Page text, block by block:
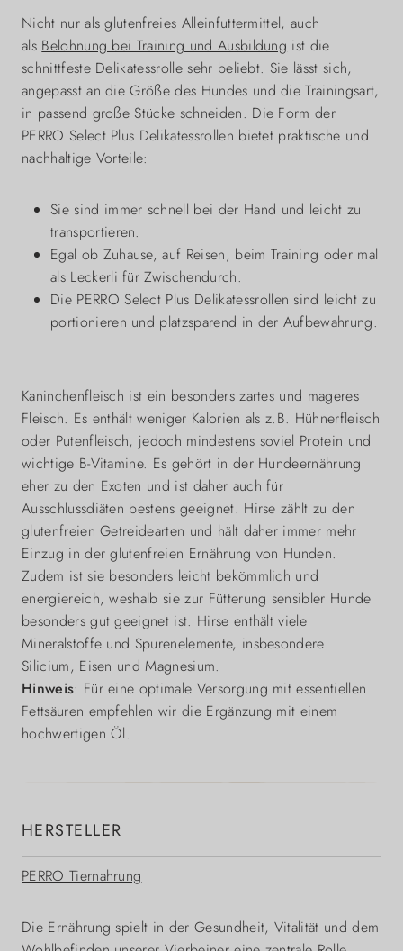
Nicht nur als glutenfreies Alleinfuttermittel, auch
als Belohnung bei Training und Ausbildung ist die
schnittfeste Delikatessrolle sehr beliebt. Sie lässt sich,
angepasst an die Größe des Hundes und die Trainingsart,
in passend große Stücke schneiden. Die Form der
PERRO Select Plus Delikatessrollen bietet praktische und
nachhaltige Vorteile:
Sie sind immer schnell bei der Hand und leicht zu
transportieren.
Egal ob Zuhause, auf Reisen, beim Training oder mal
als Leckerli für Zwischendurch.
Die PERRO Select Plus Delikatessrollen sind leicht zu
portionieren und platzsparend in der Aufbewahrung.
Kaninchenfleisch ist ein besonders zartes und mageres
Fleisch. Es enthält weniger Kalorien als z.B. Hühnerfleisch
oder Putenfleisch, jedoch mindestens soviel Protein und
wichtige B-Vitamine. Es gehört in der Hundeernährung
eher zu den Exoten und ist daher auch für
Ausschlussdiäten bestens geeignet. Hirse zählt zu den
glutenfreien Getreidearten und hält daher immer mehr
Einzug in der glutenfreien Ernährung von Hunden.
Zudem ist sie besonders leicht bekömmlich und
energiereich, weshalb sie zur Fütterung sensibler Hunde
besonders gut geeignet ist. Hirse enthält viele
Mineralstoffe und Spurenelemente, insbesondere
Silicium, Eisen und Magnesium.
Hinweis: Für eine optimale Versorgung mit essentiellen
Fettsäuren empfehlen wir die Ergänzung mit einem
hochwertigen Öl.
HERSTELLER
PERRO Tiernahrung
Die Ernährung spielt in der Gesundheit, Vitalität und dem